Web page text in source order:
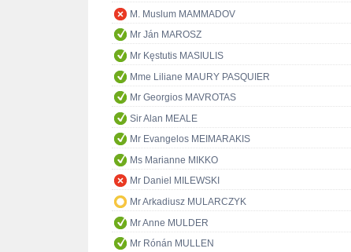
M. Muslum MAMMADOV
Mr Ján MAROSZ
Mr Kęstutis MASIULIS
Mme Liliane MAURY PASQUIER
Mr Georgios MAVROTAS
Sir Alan MEALE
Mr Evangelos MEIMARAKIS
Ms Marianne MIKKO
Mr Daniel MILEWSKI
Mr Arkadiusz MULARCZYK
Mr Anne MULDER
Mr Rónán MULLEN